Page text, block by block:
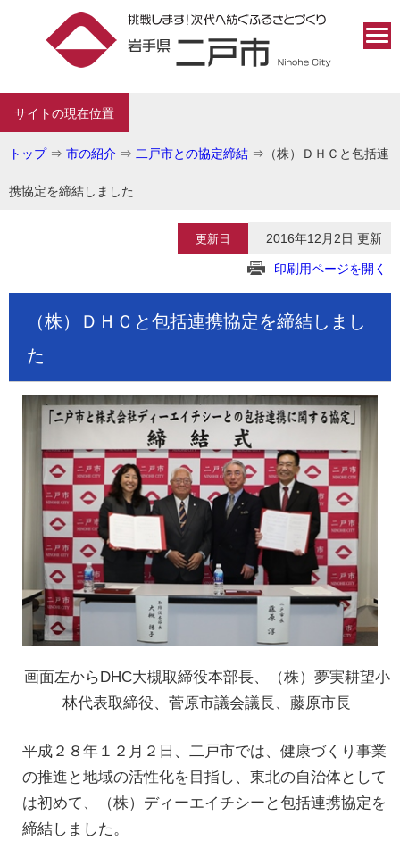
サイトの現在位置
トップ⇒ 市の紹介 ⇒ 二戸市との協定締結 ⇒ （株）ＤＨＣと包括連
携協定を締結しました
更新日 2016年12月2日 更新
印刷用ページを開く
（株）ＤＨＣと包括連携協定を締結しまし
た
画面左からDHC大槻取締役本部長、（株）夢実耕望小
林代表取締役、菅原市議会議長、藤原市長
平成２８年１２月２日、二戸市では、健康づくり事業
の推進と地域の活性化を目指し、東北の自治体として
は初めて、（株）ディーエイチシーと包括連携協定を
締結しました。